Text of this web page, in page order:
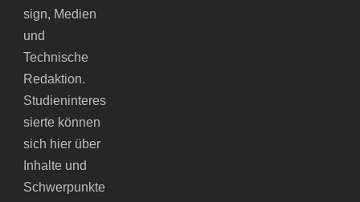
sign, Medien
und
Technische
Redaktion.
Studieninteres
sierte können
sich hier über
Inhalte und
Schwerpunkte